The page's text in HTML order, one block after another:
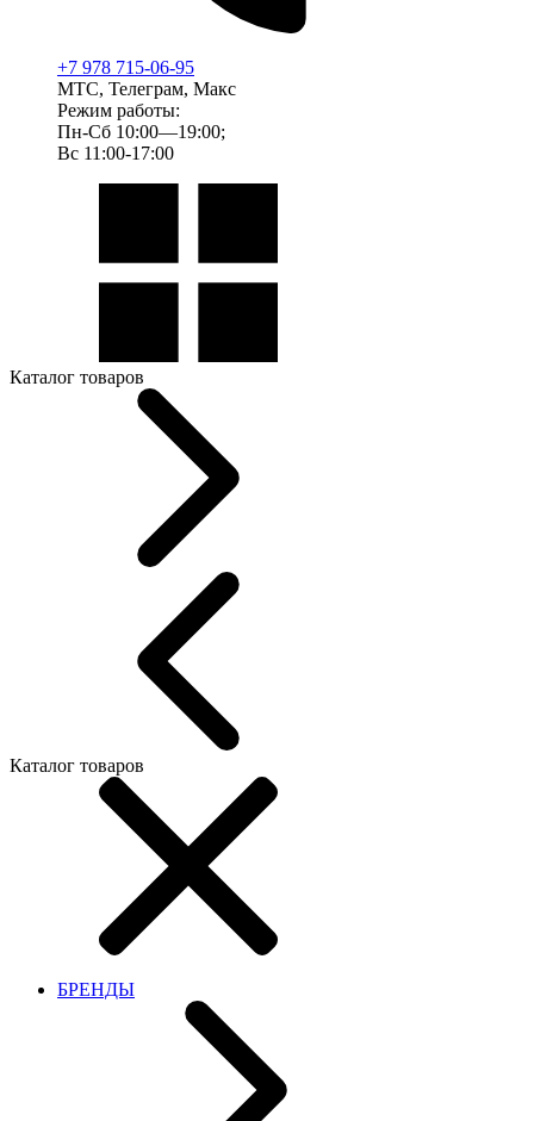
+7 978 715-06-95
МТС, Телеграм, Макс
Режим работы:
Пн-Сб 10:00—19:00;
Вс 11:00-17:00
Каталог товаров
Каталог товаров
БРЕНДЫ